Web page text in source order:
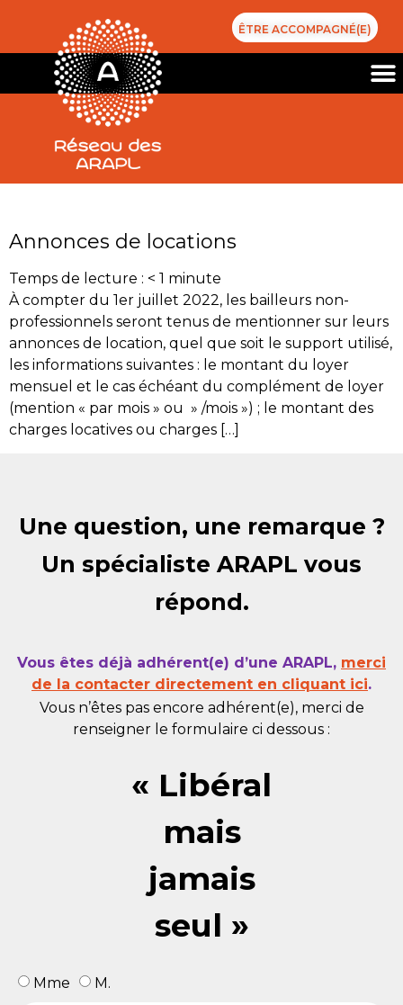
ÊTRE ACCOMPAGNÉ(E)
Annonces de locations
Temps de lecture : < 1 minute
À compter du 1er juillet 2022, les bailleurs non-
professionnels seront tenus de mentionner sur leurs
annonces de location, quel que soit le support utilisé,
les informations suivantes : le montant du loyer
mensuel et le cas échéant du complément de loyer
(mention « par mois » ou » /mois ») ; le montant des
charges locatives ou charges […]
Une question, une remarque ?
Un spécialiste ARAPL vous
répond.
Vous êtes déjà adhérent(e) d’une ARAPL, merci
de la contacter directement en cliquant ici.
Vous n’êtes pas encore adhérent(e), merci de
renseigner le formulaire ci dessous :
« Libéral
mais
jamais
seul »
Mme M.